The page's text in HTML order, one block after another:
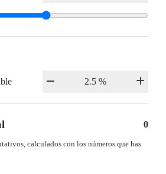
0
calculados con los números que has